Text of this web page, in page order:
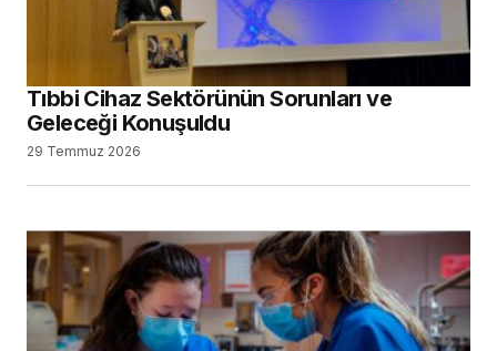
Dental İmplant Pazarının, 2034 Yılına Kadar
14,43 Milyar Dolara Ulaşması Bekleniyor